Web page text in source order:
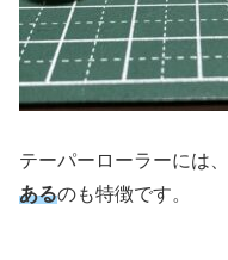
テーパーローラーには、
あるのも特徴です。